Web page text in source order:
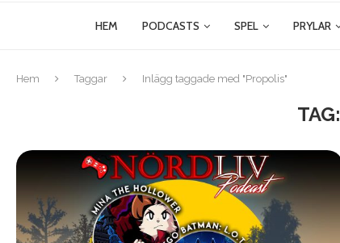
HEM PODCASTS SPEL PRYLAR
Hem Taggar Inlägg taggade med "Propolis"
TAG: